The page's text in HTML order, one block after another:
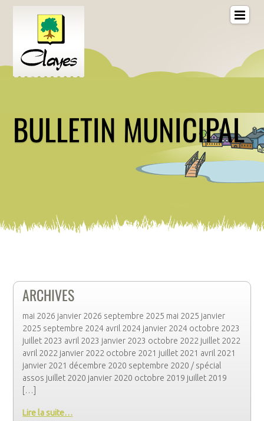
BULLETIN MUNICIPAL
ARCHIVES
mai 2026 janvier 2026 septembre 2025 mai 2025 janvier
2025 septembre 2024 avril 2024 janvier 2024 octobre 2023
juillet 2023 avril 2023 janvier 2023 octobre 2022 juillet 2022
avril 2022 janvier 2022 octobre 2021 juillet 2021 avril 2021
janvier 2021 décembre 2020 septembre 2020 / spécial
assos juillet 2020 janvier 2020 octobre 2019 juillet 2019
[…]
Lire la suite…